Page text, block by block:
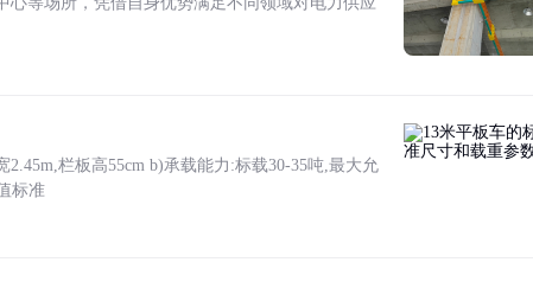
栏板高55cm b)承载能力:标载30-35吨,最大允
标准